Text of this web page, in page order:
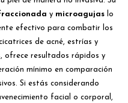
y microagujas lo
efectivo para combatir los
de acné, estrías y
ofrece resultados rápidos y
mínimo en comparación
Si estás considerando
facial o corporal,